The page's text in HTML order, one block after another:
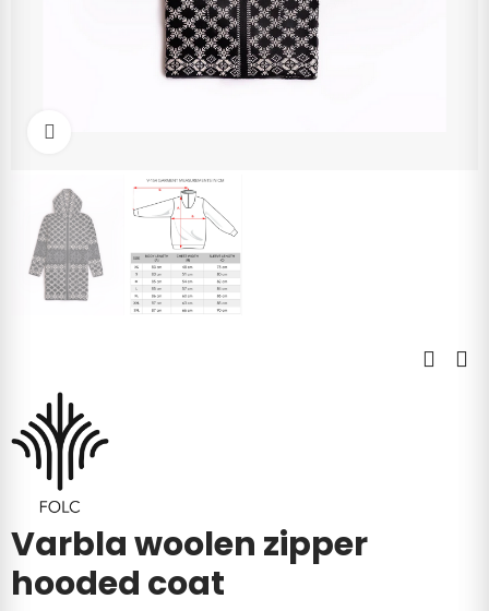
Varbla woolen zipper
hooded coat